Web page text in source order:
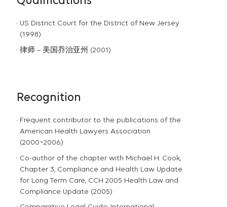
US District Court for the District of New Jersey
(1998)
律师 – 美国乔治亚州 (2001)
Recognition
Frequent contributor to the publications of the
American Health Lawyers Association
(2000~2006)
Co-author of the chapter with Michael H. Cook,
Chapter 3, Compliance and Health Law Update
for Long Term Care, CCH 2005 Health Law and
Compliance Update (2005)